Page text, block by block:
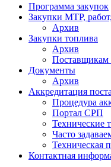
Программа закупок
Закупки МТР,
Архив
Закупки топлива
Архив
Поставщикам
Документы
Архив
Аккредитация
Процедура
Портал СРП
Технические
Часто
Техническая
Контактная